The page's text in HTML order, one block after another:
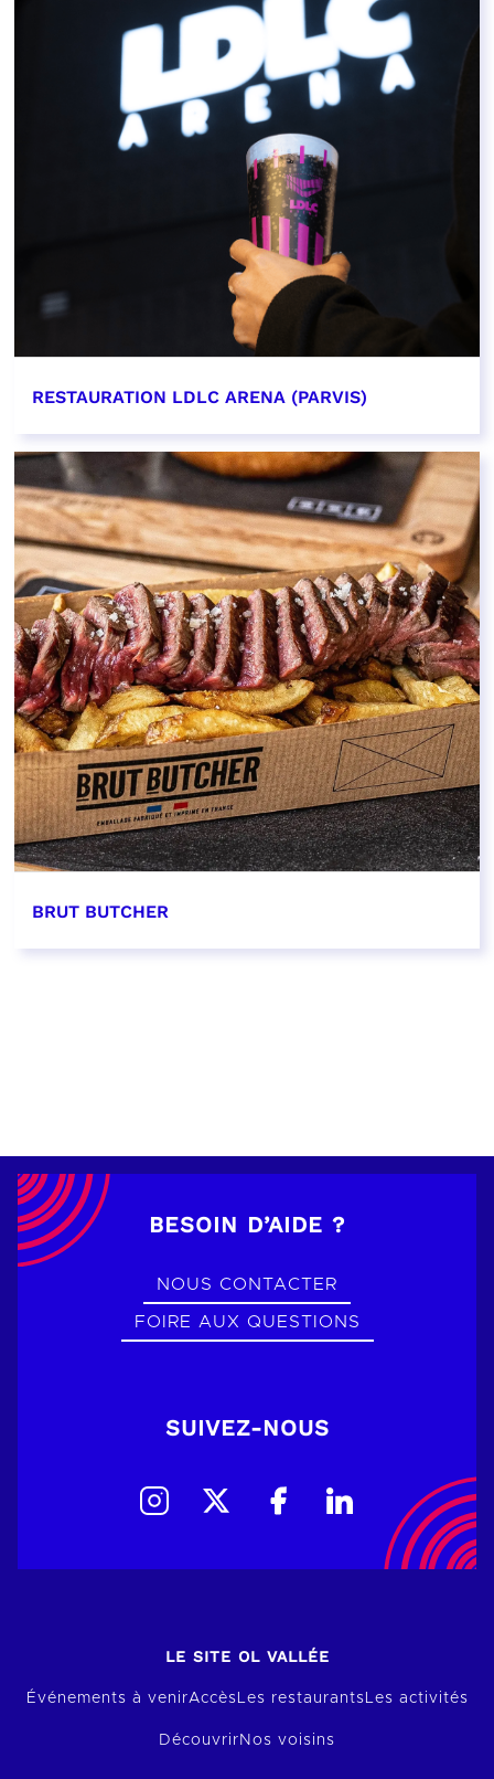
RESTAURATION LDLC ARENA (PARVIS)
EN SAVOIR PLUS
BRUT BUTCHER
BESOIN D’AIDE ?
NOUS CONTACTER
FOIRE AUX QUESTIONS
SUIVEZ-NOUS
LE SITE OL VALLÉE
Événements à venirAccèsLes restaurantsLes activités
Découvrir Nos voisins